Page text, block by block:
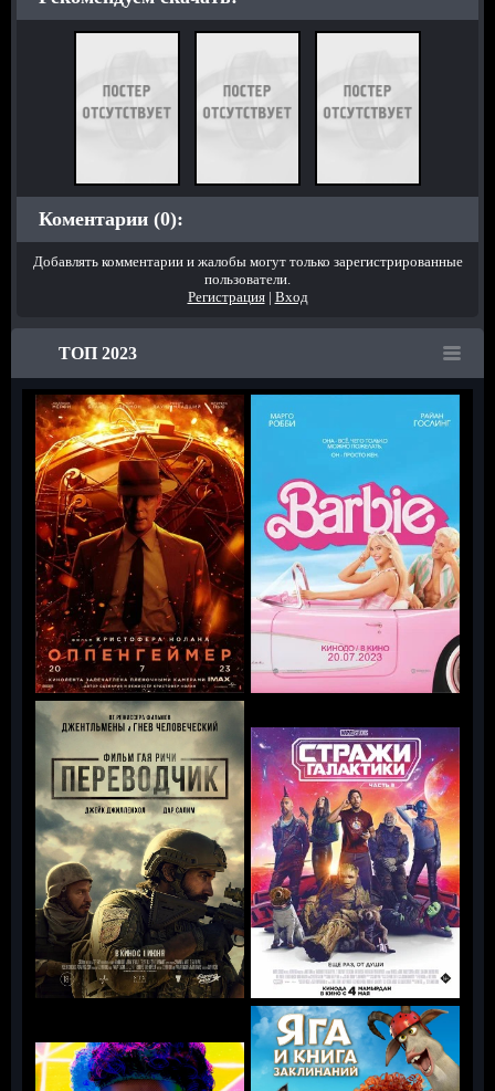
Коментарии (0):
Добавлять комментарии и жалобы могут только зарегистрированные
пользователи.
Регистрация| Вход
ТОП 2023